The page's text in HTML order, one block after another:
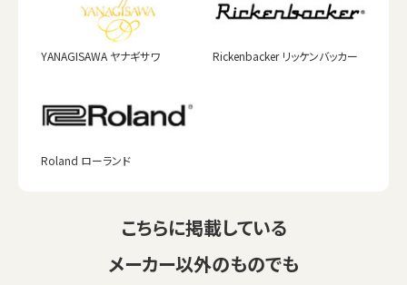
YANAGISAWA ヤナギサワ Rickenbacker リッケンバッカー
Roland ローランド
こちらに掲載している
メーカー以外のものでも